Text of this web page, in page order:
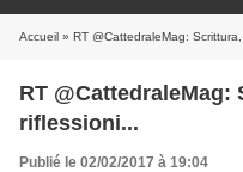
Accueil » RT @CattedraleMag: Scrittura,
RT
riflessioni...
Publié le 02/02/2017 à 19:04